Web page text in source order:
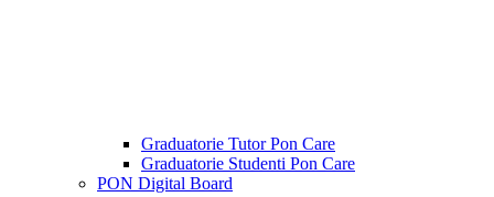
Graduatorie Tutor Pon Care
Graduatorie Studenti Pon Care
PON Digital Board